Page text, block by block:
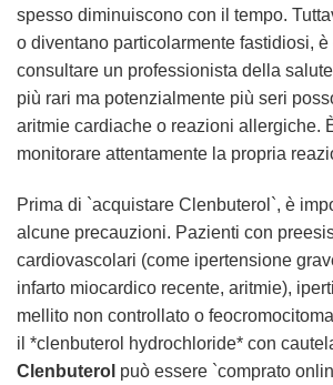
spesso diminuiscono con il tempo.
o diventano particolarmente fastidiosi,
consultare un professionista della
più rari ma potenzialmente più seri
aritmie cardiache o reazioni allergiche.
monitorare attentamente la propria
Prima di `acquistare Clenbuterol`, è
alcune precauzioni. Pazienti con
cardiovascolari (come ipertensione
infarto miocardico recente, aritmie),
mellito non controllato o
il *clenbuterol hydrochloride* con
Clenbuterol può essere `comprato